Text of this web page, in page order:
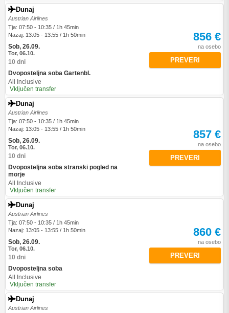
Dunaj
Austrian Airlines
Tja: 07:50 - 10:35 / 1h 45min
Nazaj: 13:05 - 13:55 / 1h 50min
Sob, 26.09.
Tor, 06.10.
10 dni
Dvoposteljna soba Gartenbl.
All Inclusive
Vključen transfer
856 €
na osebo
PREVERI
Dunaj
Austrian Airlines
Tja: 07:50 - 10:35 / 1h 45min
Nazaj: 13:05 - 13:55 / 1h 50min
Sob, 26.09.
Tor, 06.10.
10 dni
Dvoposteljna soba stranski pogled na
morje
All Inclusive
Vključen transfer
857 €
na osebo
PREVERI
Dunaj
Austrian Airlines
Tja: 07:50 - 10:35 / 1h 45min
Nazaj: 13:05 - 13:55 / 1h 50min
Sob, 26.09.
Tor, 06.10.
10 dni
Dvoposteljna soba
All Inclusive
Vključen transfer
860 €
na osebo
PREVERI
Dunaj
Austrian Airlines